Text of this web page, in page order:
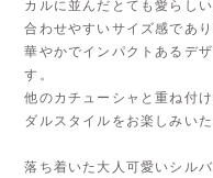
カルに並んだとても愛らし
合わせやすいサイズ感であ
華やかでインパクトあるデ
す。
他のカチューシャと重ね付
ダルスタイルをお楽しみいた
落ち着いた大人可愛いシル